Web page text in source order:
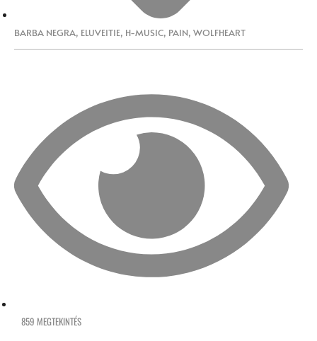
BARBA NEGRA, ELUVEITIE, H-MUSIC, PAIN, WOLFHEART
859 MEGTEKINTÉS